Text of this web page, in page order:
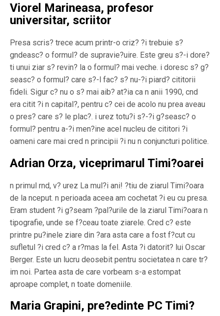
Viorel Marineasa, profesor
universitar, scriitor
Presa scris? trece acum printr-o criz? ?i trebuie s?
gndeasc? o formul? de supravie?uire. Este greu s?-i dore?
ti unui ziar s? revin? la o formul? mai veche. i doresc s? g?
seasc? o formul? care s?-l fac? s? nu-?i piard? cititorii
fideli. Sigur c? nu o s? mai aib? at?ia ca n anii 1990, cnd
era citit ?i n capital?, pentru c? cei de acolo nu prea aveau
o pres? care s? le plac?. i urez totu?i s?-?i g?seasc? o
formul? pentru a-?i men?ine acel nucleu de cititori ?i
oameni care mai cred n principii ?i nu n conjuncturi politice.
Adrian Orza, viceprimarul Timi?oarei
n primul rnd, v? urez La mul?i ani! ?tiu de ziarul Timi?oara
de la nceput. n perioada aceea am cochetat ?i eu cu presa.
Eram student ?i g?seam ?pal?urile de la ziarul Timi?oara n
tipografie, unde se f?ceau toate ziarele. Cred c? este
printre pu?inele ziare din ?ara asta care a fost f?cut cu
sufletul ?i cred c? a r?mas la fel. Asta ?i datorit? lui Oscar
Berger. Este un lucru deosebit pentru societatea n care tr?
im noi. Partea asta de care vorbeam s-a estompat
aproape complet, n toate domeniile.
Maria Grapini, pre?edinte PC Timi?